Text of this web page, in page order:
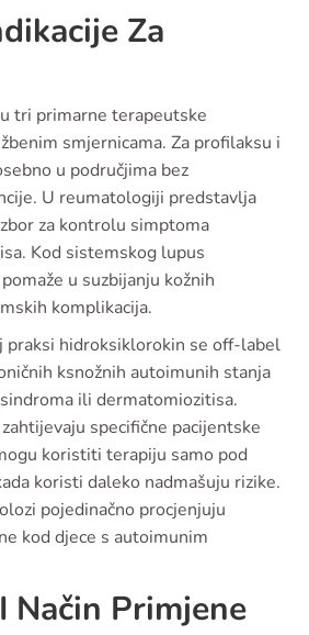
Za
tri primarne terapeutske
smjernicama. Za profilaksu i
u područjima bez
U reumatologiji predstavlja
za kontrolu simptoma
Kod sistemskog lupus
u suzbijanju kožnih
komplikacija.
praksi hidroksiklorokin se off-label
ksnožnih autoimunih stanja
ili dermatomiozitisa.
specifične pacijentske
koristiti terapiju samo pod
koristi daleko nadmašuju rizike.
pojedinačno procjenjuju
kod djece s autoimunim
Način Primjene